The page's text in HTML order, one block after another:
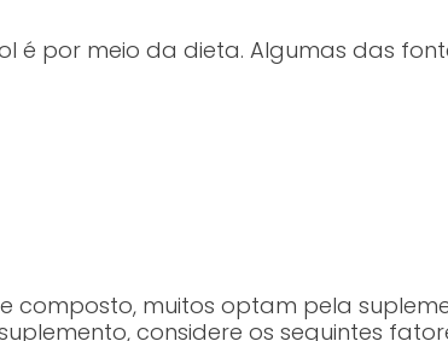
é por meio da dieta. Algumas das
composto, muitos optam pela
considere os seguintes